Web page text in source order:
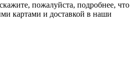
пожалуйста, подробнее, что
картами и доставкой в наши